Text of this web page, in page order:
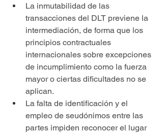
La inmutabilidad de las
transacciones del DLT previene la
intermediación, de forma que los
principios contractuales
internacionales sobre excepciones
de incumplimiento como la fuerza
mayor o ciertas dificultades no se
aplican.
La falta de identificación y el
empleo de seudónimos entre las
partes impiden reconocer el lugar